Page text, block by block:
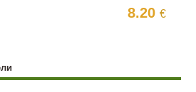
8.20€